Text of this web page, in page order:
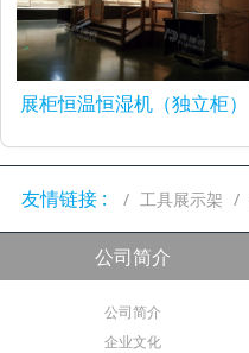
展柜恒温恒湿机（独立柜）
友情链接 : 工具展示架
公司简介
公司简介
企业文化